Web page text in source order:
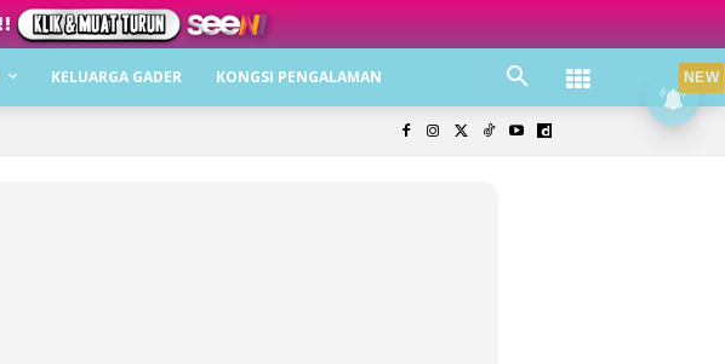
KELUARGA GADER KONGSI PENGALAMAN NEW